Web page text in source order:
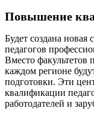
Повышение
Будет создана
педагогов
Вместо факультетов
каждом регионе
подготовки. Эти
квалификации
работодателей и